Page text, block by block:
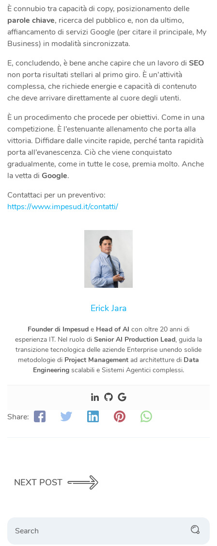
È connubio tra capacità di copy, posizionamento delle
parole chiave, ricerca del pubblico e, non da ultimo,
affiancamento di servizi Google (per citare il principale, My
Business) in modalità sincronizzata.
E, concludendo, è bene anche capire che un lavoro di SEO
non porta risultati stellari al primo giro. È un’attività
complessa, che richiede energie e capacità di contenuto
che deve arrivare direttamente al cuore degli utenti.
È un procedimento che procede per obiettivi. Come in una
competizione. È l’estenuante allenamento che porta alla
vittoria. Diffidare dalle vincite rapide, perché tanta rapidità
porta all’evanescenza. Ciò che viene conquistato
gradualmente, come in tutte le cose, premia molto. Anche
la vetta di Google.
Contattaci per un preventivo:
https://www.impesud.it/contatti/
Erick Jara
Founder di Impesud e Head of AI con oltre 20 anni di
esperienza IT. Nel ruolo di Senior AI Production Lead, guida la
transizione tecnologica delle aziende Enterprise unendo solide
metodologie di Project Management ad architetture di Data
Engineering scalabili e Sistemi Agentici complessi.
Share:
NEXT POST